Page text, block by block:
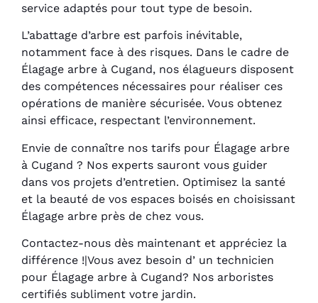
service adaptés pour tout type de besoin.
L’abattage d’arbre est parfois inévitable,
notamment face à des risques. Dans le cadre de
Élagage arbre à Cugand, nos élagueurs disposent
des compétences nécessaires pour réaliser ces
opérations de manière sécurisée. Vous obtenez
ainsi efficace, respectant l’environnement.
Envie de connaître nos tarifs pour Élagage arbre
à Cugand ? Nos experts sauront vous guider
dans vos projets d’entretien. Optimisez la santé
et la beauté de vos espaces boisés en choisissant
Élagage arbre près de chez vous.
Contactez-nous dès maintenant et appréciez la
différence !|Vous avez besoin d’ un technicien
pour Élagage arbre à Cugand? Nos arboristes
certifiés subliment votre jardin.